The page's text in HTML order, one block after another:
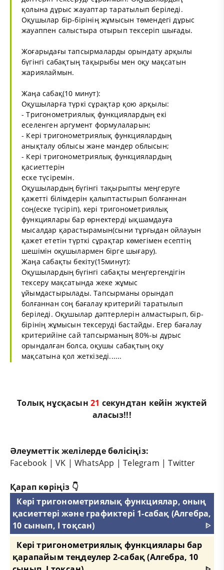
қолына дұрыс жауаптар таратылып беріледі.
Оқушылар бір-бірінің жұмысын төмендегі дұрыс
жауаппен салыстыра отырып тексеріп шығады.
Жоғарыдағы тапсырмаларды орындату арқылы
бүгінгі сабақтың тақырыбы мен оқу мақсатын
жариялаймын.
Жаңа сабақ(10 минут):
Оқушыларға түркі сұрақтар қою арқылы:
- Тригонометриялық функциялардың екі
еселенген аргумент формулаларын;
- Кері тригонометриялық функциялардың
анықталу облысы және мәндер облысын;
- Кері тригонометриялық функциялардың
қасиеттерін
еске түсіремін.
Оқушылардың бүгінгі тақырыпты меңгеруге
қажетті білімдерін қалыптастырып болғаннан
соң(еске түсіріп), кері тригонометриялық
функциялары бар өрнектерді ықшамдауға
мысалдар қарастырамын(сыни тұрғыдан ойлауын
қажет ететін түрткі сұрақтар көмегімен есептің
шешімін оқушылармен бірге шығару).
Жаңа сабақты бекіту(15минут):
Оқушылардың бүгінгі сабақты меңгергендігін
тексеру мақсатында жеке жұмыс
ұйымдастырылады. Тапсырманы орындап
болғаннан соң бағалау критерийі таратылып
беріледі. Оқушылар дәптерлерін алмастырып, бір-
бірінің жұмысын тексеруді бастайды. Егер бағалау
критерийіне сай тапсырманың 80%-ы дұрыс
орындалған болса, оқушы сабақтың оқу
мақсатына қол жеткізеді......
Толық нұсқасын21 секундтан кейін жүктей
аласыз!!!
Әлеуметтік желілерде бөлісіңіз:
Facebook |VK |WhatsApp |Telegram |Twitter
Қарап көріңіз 👇
Кері тригонометриялық функциялар, оның
қасиеттері және графиктері 1-сабақ (Алгебра,
10 сынып, I тоқсан)
ᐈ
Кері тригонометриялық функциялары бар
қарапайым теңдеулер 2-сабақ (Алгебра, 10